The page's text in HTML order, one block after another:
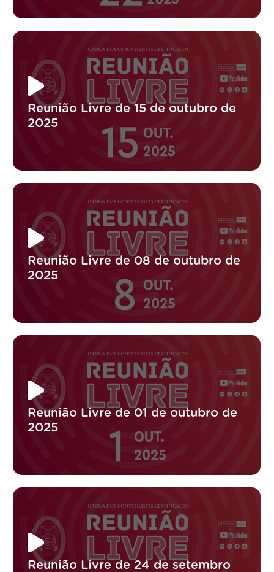
Reunião Livre de 15 de outubro de
2025
Reunião Livre de 08 de outubro de
2025
Reunião Livre de 01 de outubro de
2025
Reunião Livre de 24 de setembro